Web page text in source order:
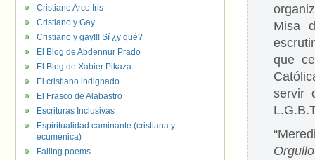
Misa
que
servir
Cristiano Arco Iris
Cristiano y Gay
Cristiano y gay!!! Sí ¿y qué?
El Blog de Abdennur Prado
El Blog de Xabier Pikaza
El cristiano indignado
El Frasco de Alabastro
Escrituras Inclusivas
Espiritualidad caminante (cristiana y
ecuménica)
Falling poems